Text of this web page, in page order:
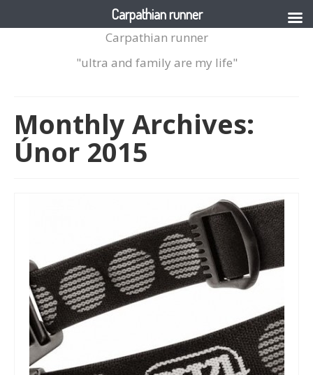
Carpathian runner
"ultra and family are my life"
Monthly Archives:
Únor 2015
Carpathian runner